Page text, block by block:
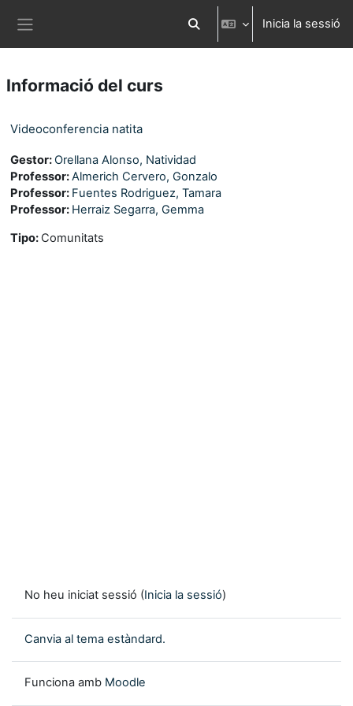
Commuta l'entrada de la cerca
Inicia la sessió
Informació del curs
Videoconferencia natita
Gestor:Orellana Alonso, Natividad
Professor:Almerich Cervero, Gonzalo
Professor: Fuentes Rodriguez, Tamara
Professor: Herraiz Segarra, Gemma
Tipo: Comunitats
No heu iniciat sessió (Inicia la sessió)
Canvia al tema estàndard.
Funciona amb Moodle